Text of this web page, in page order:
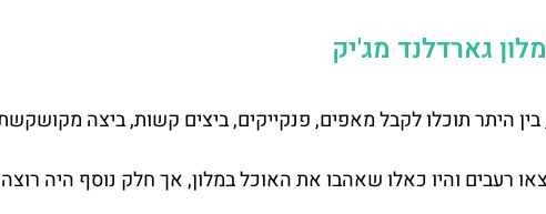
גארדלנד מג'יק
היתר תוכלו לקבל מאפים, פנקייקים, ביצים קשות, ביצה
רעבים והיו כאלו שאהבו את האוכל במלון, אך חלק נוסף היה רוצה